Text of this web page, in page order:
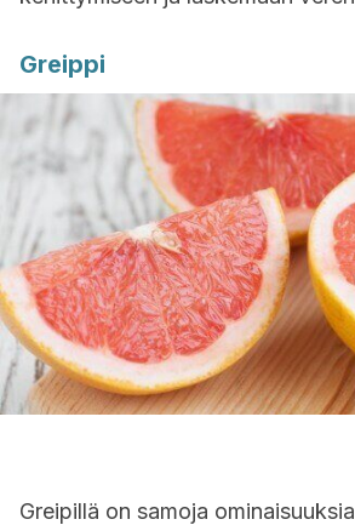
Greippi
Greipillä on samoja